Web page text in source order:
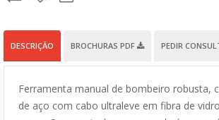
DESCRIÇÃO BROCHURAS PDF PEDIR
Ferramenta manual de bombeiro robusta,
de aço com cabo ultraleve em fibra de